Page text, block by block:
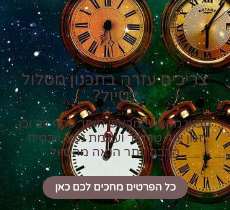
צריכים עזרה בתכנון מסלול
לטיול?
תכנון מקצועי מראש חוסך כסף רב וכן
זמן יקר טרטור ועוגמת נפש ויבטיח
הרבה יותר הנאה מהטיול
כל הפרטים מחכים לכם כאן